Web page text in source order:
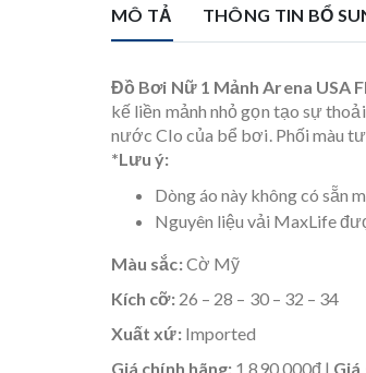
MÔ TẢ THÔNG TIN BỔ
Đồ Bơi Nữ 1 Mảnh Arena USA
kế liền mảnh nhỏ gọn tạo sự
nước Clo của bể bơi. Phối màu
*Lưu ý:
Dòng áo này không có sẵn
Nguyên liệu vải MaxLife
Màu sắc:Cờ Mỹ
Kích cỡ:26 – 28 – 30 – 32 – 34
Xuất xứ:Imported
Giá chính hãng: 1.890.000đ |